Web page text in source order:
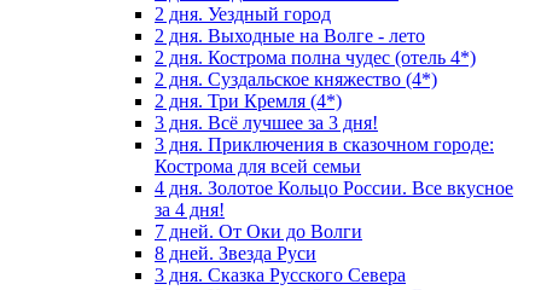
2 дня. Уездный город
2 дня. Выходные на Волге - лето
2 дня. Кострома полна чудес (отель 4*)
2 дня. Суздальское княжество (4*)
2 дня. Три Кремля (4*)
3 дня. Всё лучшее за 3 дня!
3 дня. Приключения в сказочном городе:
Кострома для всей семьи
4 дня. Золотое Кольцо России. Все вкусное
за 4 дня!
7 дней. От Оки до Волги
8 дней. Звезда Руси
3 дня. Сказка Русского Севера